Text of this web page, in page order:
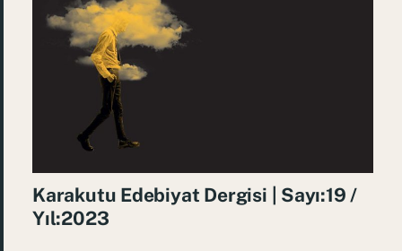
Karakutu Edebiyat Dergisi | Sayı:19 /
Yıl:2023